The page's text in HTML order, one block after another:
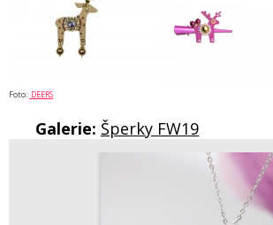
Foto: DEERS
Galerie: Šperky FW19